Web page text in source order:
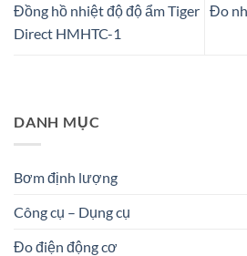
Đồng hồ nhiệt độ độ ẩm Tiger
Direct HMHTC-1
Đo
DANH MỤC
Bơm định lượng
Công cụ – Dụng cụ
Đo điện động cơ